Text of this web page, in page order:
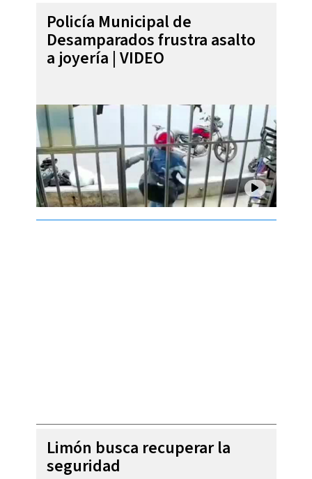
Policía Municipal de
Desamparados frustra asalto
a joyería | VIDEO
Limón busca recuperar la
seguridad